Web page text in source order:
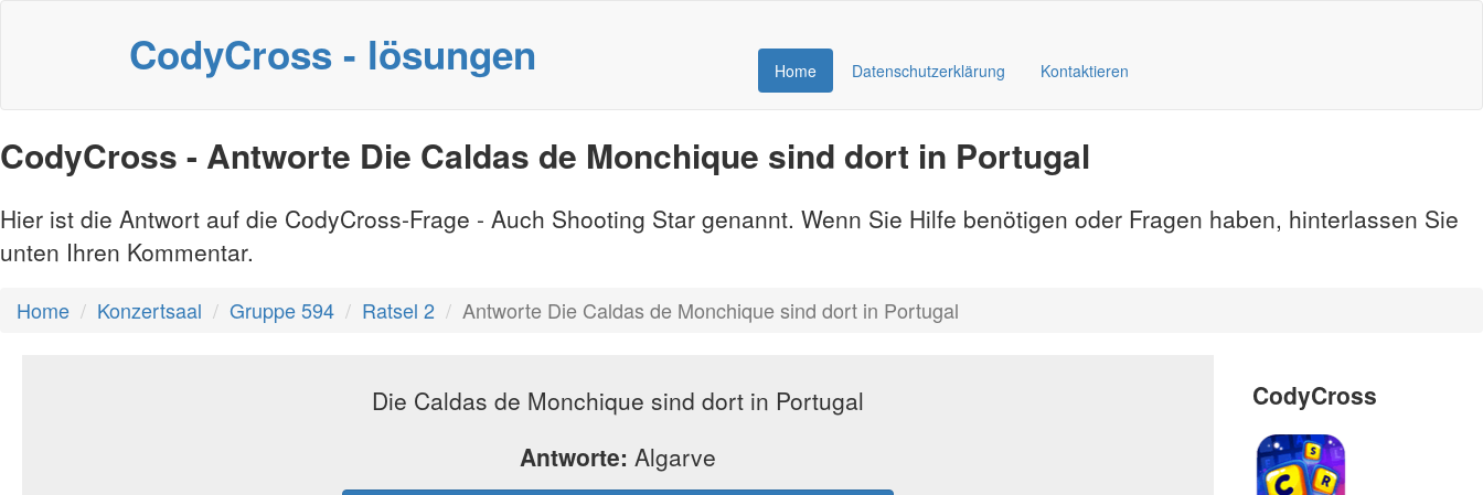
CodyCross - lösungen Home Datenschutzerklärung Kontaktieren
CodyCross - Antworte Die Caldas de Monchique sind dort in Portugal
Hier ist die Antwort auf die CodyCross-Frage - Auch Shooting Star genannt. Wenn Sie Hilfe benötigen oder Fragen haben, hinterlassen Sie
unten Ihren Kommentar.
Home Konzertsaal Gruppe 594 Ratsel 2 Antworte Die Caldas de Monchique sind dort in Portugal
Die Caldas de Monchique sind dort in Portugal
Antworte: Algarve
CodyCross